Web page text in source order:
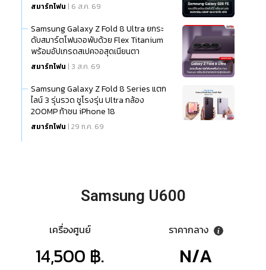
สมาร์ทโฟน | 6 ส.ค. 69
Samsung Galaxy Z Fold 8 Ultra ยกระ
ดับสมาร์ตโฟนจอพับด้วย Flex Titanium
พร้อมอัปเกรดสเปคจอสุดเนียนตา
สมาร์ทโฟน | 3 ส.ค. 69
Samsung Galaxy Z Fold 8 Series แตก
ไลน์ 3 รุ่นรวด ชูโรงรุ่น Ultra กล้อง
200MP ท้าชน iPhone 18
สมาร์ทโฟน | 29 ก.ค. 69
Samsung U600
เครื่องศูนย์
14,500 ฿.
ราคากลาง
N/A